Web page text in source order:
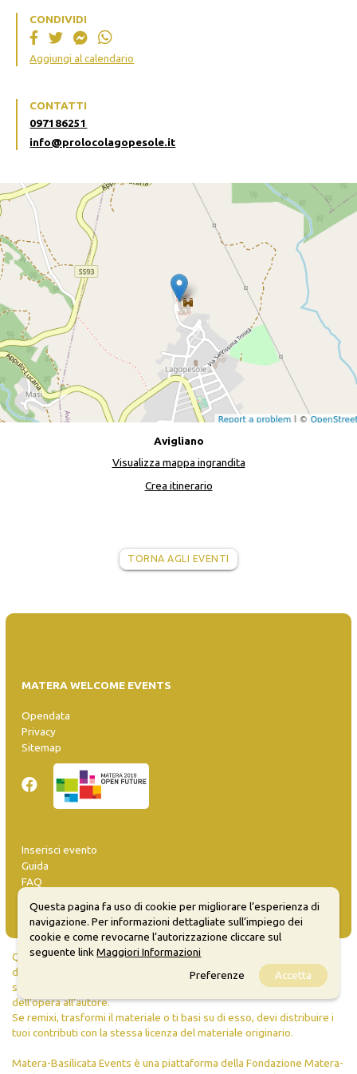
CONDIVIDI
Aggiungi al calendario
CONTATTI
097186251
info@prolocolagopesole.it
Avigliano
Visualizza mappa ingrandita
Crea itinerario
TORNA AGLI EVENTI
MATERA WELCOME EVENTS
Opendata
Privacy
Sitemap
Inserisci evento
Guida
FAQ
Quanto realizzato è sottoposto a licenza CC-BY-SA che permette di
distribuire, modificare, creare opere derivate dall'originale, anche a
scopi commerciali, a condizione che venga riconosciuta la paternità
dell'opera all'autore.
Se remixi, trasformi il materiale o ti basi su di esso, devi distribuire i
tuoi contributi con la stessa licenza del materiale originario.
Matera-Basilicata Events è una piattaforma della Fondazione Matera-
Questa pagina fa uso di cookie per migliorare l’esperienza di
navigazione. Per informazioni dettagliate sull’impiego dei
cookie e come revocarne l’autorizzazione cliccare sul
seguente linkMaggiori Informazioni
Preferenze
Accetta